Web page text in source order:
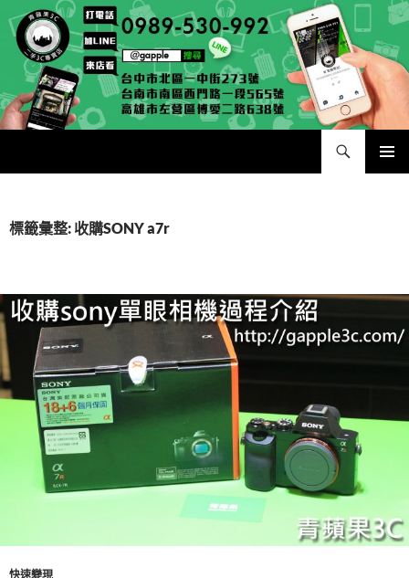
至
內
容
標籤彙整: 收購SONY a7r
快速變現